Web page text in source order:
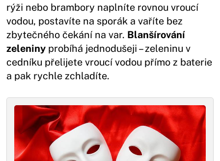
rýži nebo brambory naplníte rovnou vroucí
vodou, postavíte na sporák a vaříte bez
zbytečného čekání na var. Blanšírování
zeleniny probíhá jednodušeji – zeleninu v
cedníku přelijete vroucí vodou přímo z baterie
a pak rychle zchladíte.